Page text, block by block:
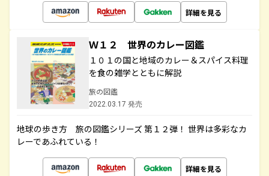
詳細を見る
Ｗ１２ 世界のカレー図鑑
１０１の国と地域のカレー＆スパイス料理
を食の雑学とともに解説
旅の図鑑
2022.03.17 発売
地球の歩き方 旅の図鑑シリーズ 第１２弾！ 世界は多彩なカ
レーであふれている！
詳細を見る